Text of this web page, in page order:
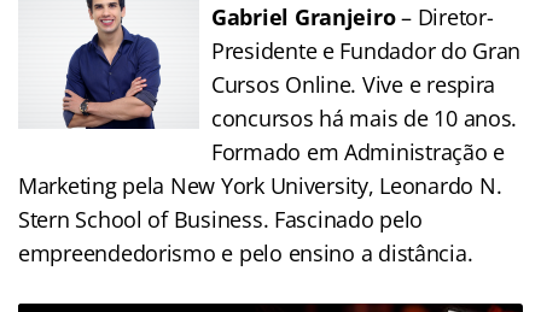
Gabriel Granjeiro– Diretor-
Presidente e Fundador do Gran
Cursos Online. Vive e respira
concursos há mais de 10 anos.
Formado em Administração e
Marketing pela New York University, Leonardo N.
Stern School of Business. Fascinado pelo
empreendedorismo e pelo ensino a distância.